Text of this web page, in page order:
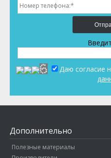
Даю согласие
Дополнительно
Полезные материалы